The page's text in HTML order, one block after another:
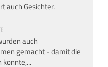
auch Gesichter.
auch
gemacht - damit die
konnte,...